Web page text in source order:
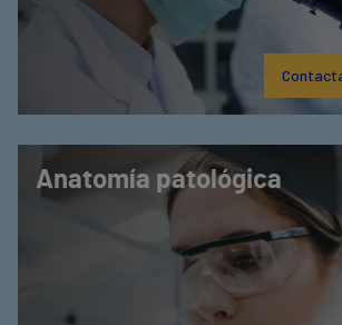
Anatomía patológica